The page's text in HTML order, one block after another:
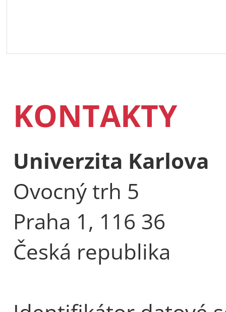
KONTAKTY
Univerzita Karlova
Ovocný trh 5
Praha 1, 116 36
Česká republika